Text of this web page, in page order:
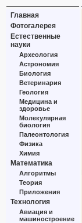
Главная
Фотогалерея
Естественные
науки
Археология
Астрономия
Биология
Ветеринария
Геология
Медицина и
здоровье
Молекулярная
биология
Палеонтология
Физика
Химия
Математика
Алгоритмы
Теория
Приложения
Технология
Авиация и
машиностроение